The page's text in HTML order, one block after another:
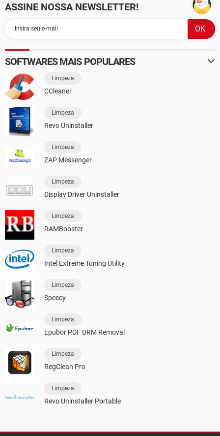
ASSINE NOSSA NEWSLETTER!
SOFTWARES MAIS POPULARES
Limpeza
CCleaner
Limpeza
Revo Uninstaller
Limpeza
ZAP Messenger
Limpeza
Display Driver Uninstaller
Limpeza
RAMBooster
Limpeza
Intel Extreme Tuning Utility
Limpeza
Speccy
Limpeza
Epubor PDF DRM Removal
Limpeza
RegClean Pro
Limpeza
Revo Uninstaller Portable